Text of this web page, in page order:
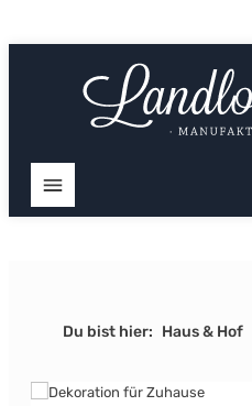
Du bist hier: Haus & Hof
Bildergalerie überspringen